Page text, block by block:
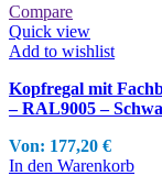
Compare
Quick view
Add to wishlist
Kopfregal mit
– RAL9005 –
Von: 177,20 €
In den Warenkorb